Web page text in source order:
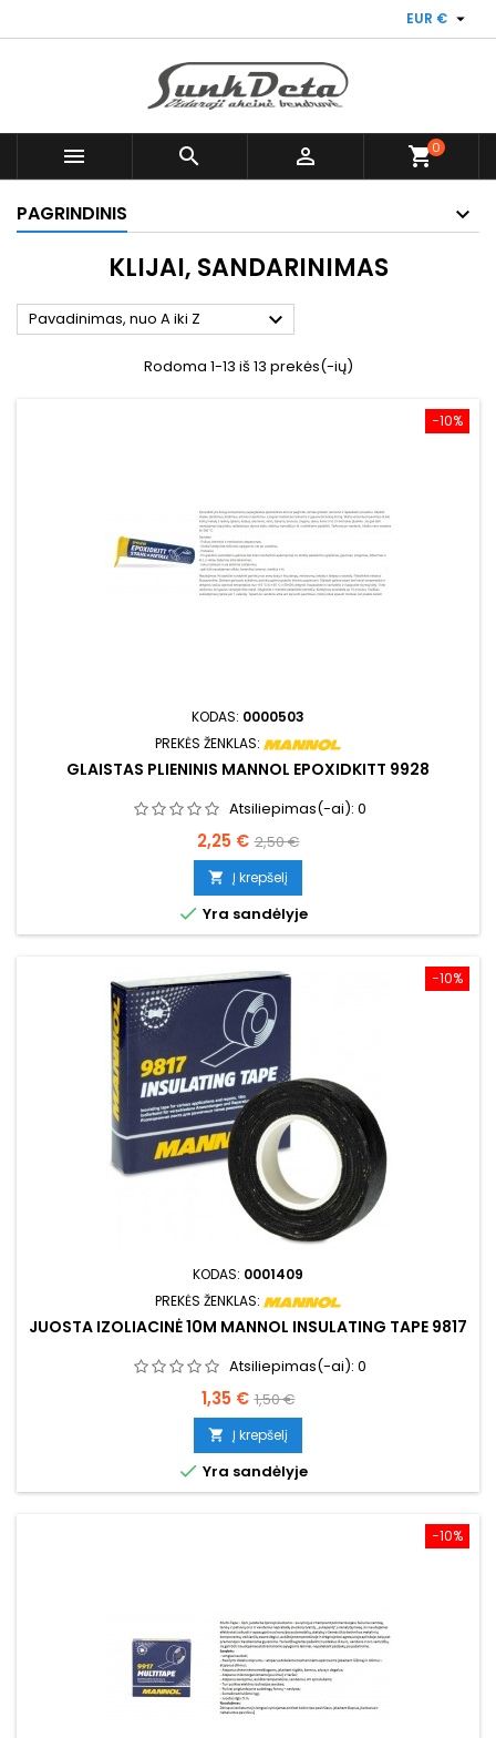
EUR € 
   shopping_cart0
PAGRINDINIS
KLIJAI, SANDARINIMAS
Pavadinimas, nuo A iki Z 
Rodoma 1-13 iš 13 prekės(-ių)
−10%
KODAS: 0000503
PREKĖS ŽENKLAS:
GLAISTAS PLIENINIS MANNOL EPOXIDKITT 9928
Atsiliepimas(-ai): 0
Kaina
2,25 € Bazinė
kaina
2,50 €
 Į krepšelį
 Yra sandėlyje
−10%
KODAS: 0001409
PREKĖS ŽENKLAS:
JUOSTA IZOLIACINĖ 10M MANNOL INSULATING TAPE 9817
Atsiliepimas(-ai): 0
Kaina
1,35 € Bazinė
kaina
1,50 €
 Į krepšelį
 Yra sandėlyje
−10%